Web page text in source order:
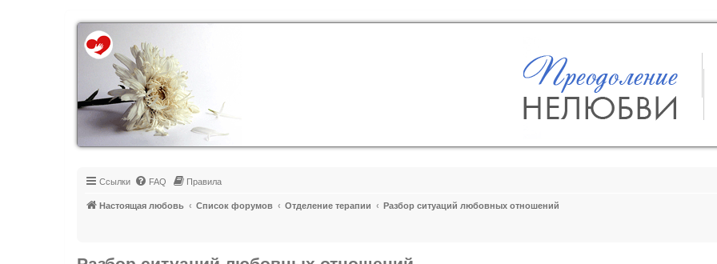
Регистрация
Ссылки FAQ Правила
Настоящая любовь Список форумов Отделение терапии Разбор ситуаций любовных отношений